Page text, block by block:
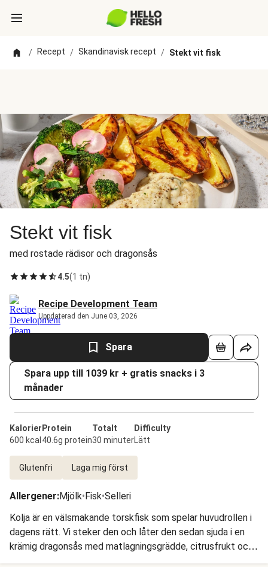
/ Recept / Skandinavisk recept / Stekt vit fisk
Stekt vit fisk
med rostade rädisor och dragonsås
4.5(1 tn)
Recipe Development Team
Uppdaterad den June 03, 2026
Spara
Spara upp till 1039 kr + gratis snacks i 3
månader
Kalorier
600 kcal
Protein
40.6g protein
Totalt
30 minuter
Difficulty
Lätt
Glutenfri Laga mig först
Allergener:Mjölk•Fisk•Selleri
Kolja är en välsmakande torskfisk som spelar huvudrollen i
dagens rätt. Vi steker den och låter den sedan sjuda i en
krämig dragonsås med matlagningsgrädde, citrusfrukt och
smör. Samtidigt ugnsrostar vi potatis, rädisor och broccoli.